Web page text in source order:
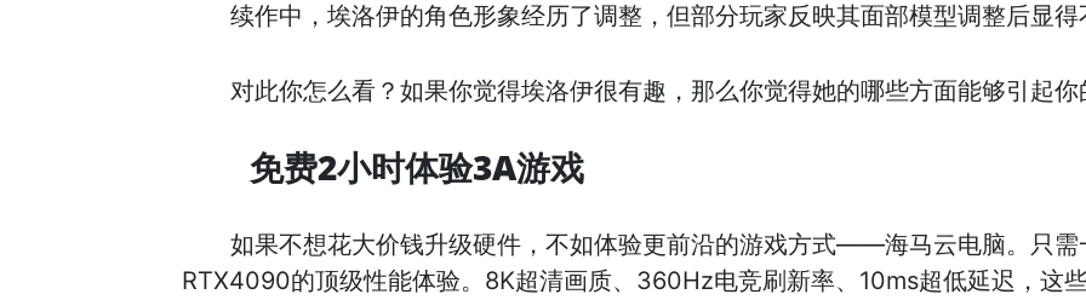
续作中，埃洛伊的角色形象经历了调整，但部分玩家反映其面部模型调整后显
对此你怎么看？如果你觉得埃洛伊很有趣，那么你觉得她的哪些方面能够引起
免费2小时体验3A游戏
如果不想花大价钱升级硬件，不如体验更前沿的游戏方式——海马云电脑。只需
RTX4090的顶级性能体验。8K超清画质、360Hz电竞刷新率、10ms超低延迟，这